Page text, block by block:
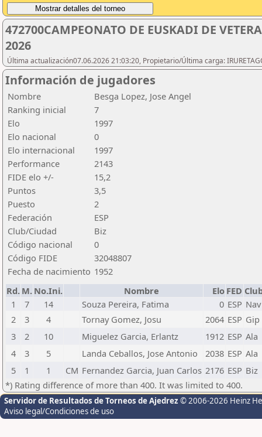
472700CAMPEONATO DE EUSKADI DE
2026
Última actualización07.06.2026 21:03:20, Propietario/Última carga:
Información de jugadores
Nombre
Besga Lopez, Jose Angel
Ranking inicial
7
Elo
1997
Elo nacional
0
Elo internacional
1997
Performance
2143
FIDE elo +/-
15,2
Puntos
3,5
Puesto
2
Federación
ESP
Club/Ciudad
Biz
Código nacional
0
Código FIDE
32048807
Fecha de nacimiento 1952
Rd. M. No.Ini. Nombre Elo FED
1
7 14 Souza Pereira, Fatima 0 ESP Nav
2
3 4 Tornay Gomez, Josu 2064 ESP Gip
3
2 10 Miguelez Garcia, Erlantz 1912 ESP Ala
4
3 5 Landa Ceballos, Jose Antonio 2038 ESP Ala
5
1 1 CM Fernandez Garcia, Juan Carlos 2176 ESP Biz
*) Rating difference of more than 400. It was limited to 400.
Servidor de Resultados de Torneos de Ajedrez © 2006-2026 Heinz
Aviso legal/Condiciones de uso